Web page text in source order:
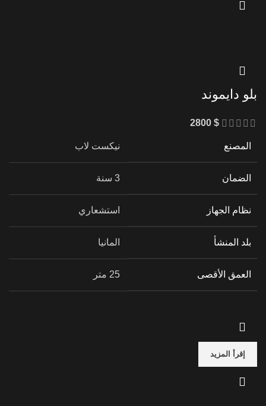
بلو دايموند
2800 $
المصنع نيكست لاب
الضمان 3 سنة
نظام الجهاز استشعاري
بلد المنشأ المانيا
العمق الأقصى 25 متر
إقرأ المزيد